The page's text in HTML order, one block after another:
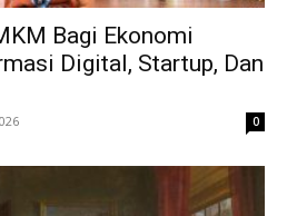
Bagi Ekonomi
Digital, Startup, Dan
0